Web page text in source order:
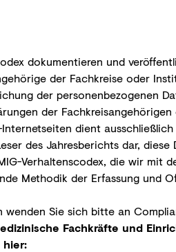
dokumentieren und
der Fachkreise oder
der personenbezogenen
der
dient
des Jahresberichts dar,
Verhaltenscodex, die wir mit
Methodik der Erfassung und
wenden Sie sich bitte an
Fachkräfte und
hier: